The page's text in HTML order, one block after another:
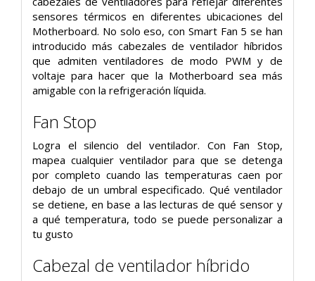
sensores térmicos en diferentes ubicaciones del
Motherboard. No solo eso, con Smart Fan 5 se han
introducido más cabezales de ventilador híbridos
que admiten ventiladores de modo PWM y de
voltaje para hacer que la Motherboard sea más
amigable con la refrigeración líquida.
Fan Stop
Logra el silencio del ventilador. Con Fan Stop,
mapea cualquier ventilador para que se detenga
por completo cuando las temperaturas caen por
debajo de un umbral especificado. Qué ventilador
se detiene, en base a las lecturas de qué sensor y
a qué temperatura, todo se puede personalizar a
tu gusto
Cabezal de ventilador híbrido